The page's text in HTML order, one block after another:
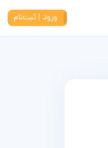
ورود | ثبت‌نام